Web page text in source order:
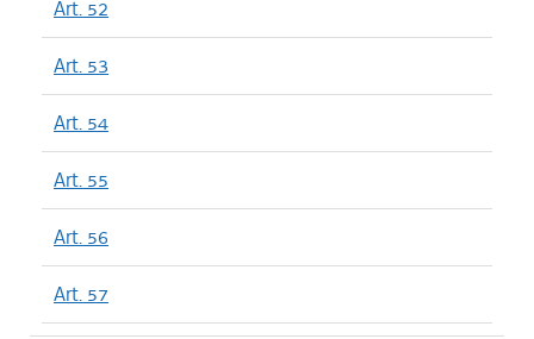
Art. 52
Art. 53
Art. 54
Art. 55
Art. 56
Art. 57